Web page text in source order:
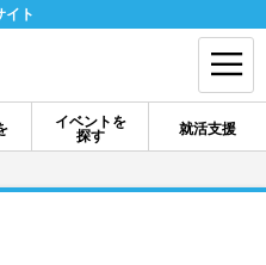
イト
イベントを
探す
就活支援
ログイン